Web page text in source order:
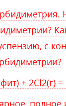
с
+ 2Cl2(г) =